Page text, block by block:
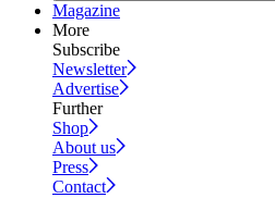
Magazine
More
Subscribe
Newsletter
Advertise
Further
Shop
About us
Press
Contact